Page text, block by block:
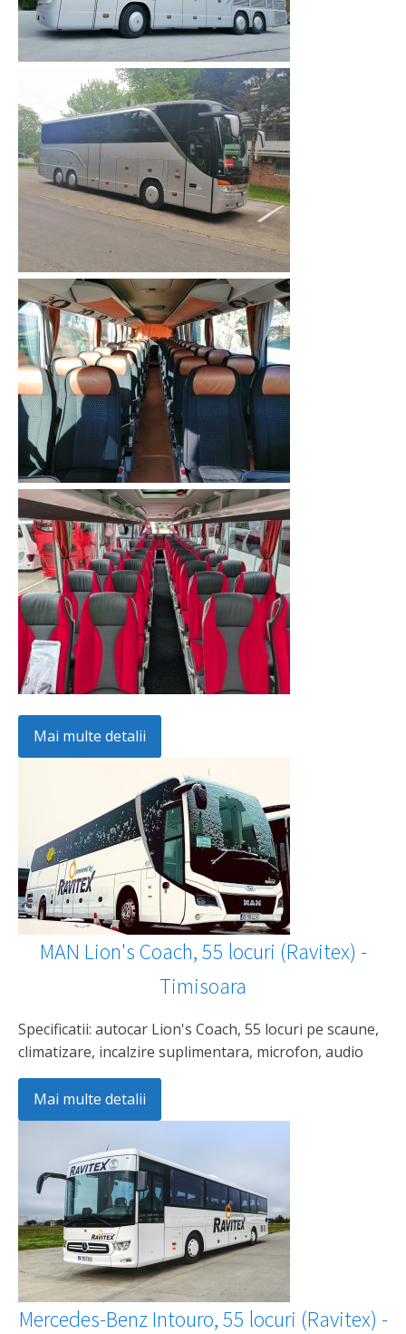
Mai multe detalii
MAN Lion's Coach, 55 locuri (Ravitex) -
Timisoara
Specificatii: autocar Lion's Coach, 55 locuri pe scaune,
climatizare, incalzire suplimentara, microfon, audio
Mai multe detalii
Mercedes-Benz Intouro, 55 locuri (Ravitex) -